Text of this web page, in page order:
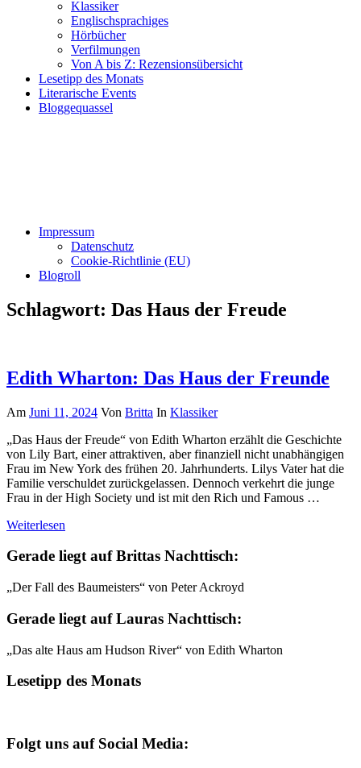
Klassiker
Englischsprachiges
Hörbücher
Verfilmungen
Von A bis Z: Rezensionsübersicht
Lesetipp des Monats
Literarische Events
Bloggequassel
Impressum
Datenschutz
Cookie-Richtlinie (EU)
Blogroll
Schlagwort: Das Haus der Freude
Edith Wharton: Das Haus der Freunde
Am Juni 11, 2024 Von Britta In Klassiker
„Das Haus der Freude“ von Edith Wharton erzählt die Geschichte
von Lily Bart, einer attraktiven, aber finanziell nicht unabhängigen
Frau im New York des frühen 20. Jahrhunderts. Lilys Vater hat die
Familie verschuldet zurückgelassen. Dennoch verkehrt die junge
Frau in der High Society und ist mit den Rich und Famous …
Weiterlesen
Gerade liegt auf Brittas Nachttisch:
„Der Fall des Baumeisters“ von Peter Ackroyd
Gerade liegt auf Lauras Nachttisch:
„Das alte Haus am Hudson River“ von Edith Wharton
Lesetipp des Monats
Folgt uns auf Social Media: